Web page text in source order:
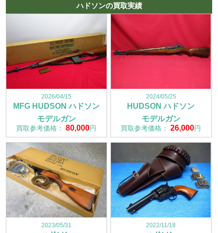
ハドソンの買取実績
2026/04/15
MFG HUDSON ハドソン
モデルガン
買取参考価格：80,000円
2024/05/25
HUDSON ハドソン
モデルガン
買取参考価格：26,000円
2023/05/31 2022/11/18